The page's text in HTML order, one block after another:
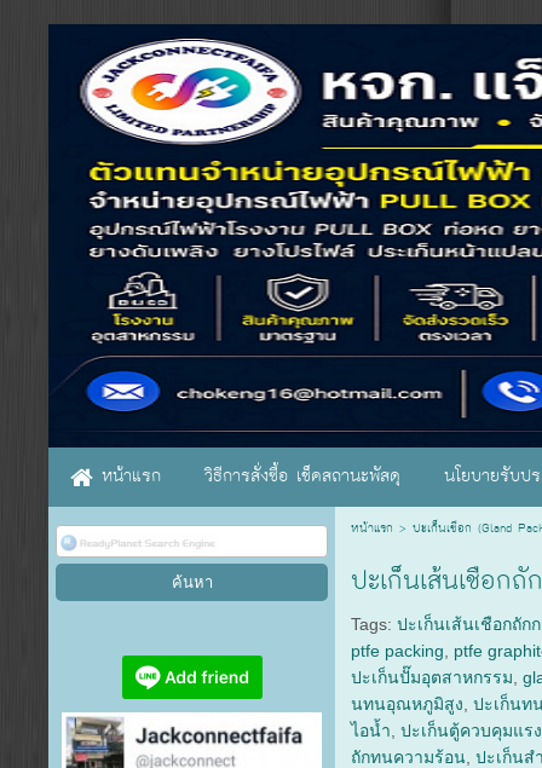
หน้าแรก วิธีการสั่งซื้อ เช็คสถานะพัสดุ นโยบายรับป
หน้าแรก > ปะเก็นเชือก (Gland
ปะเก็นเส้นเชือก
Tags:ปะเก็นเส้นเชือกถัก
ptfe packing
ptfe
ปะเก็นปั๊มอุตสาหกรรม ,
นทนอุณหภูมิสูง ,ปะเก็นท
ไอน้ำ ,ปะเก็นตู้ควบคุมแร
ถักทนความร้อน ,ปะเก็นส